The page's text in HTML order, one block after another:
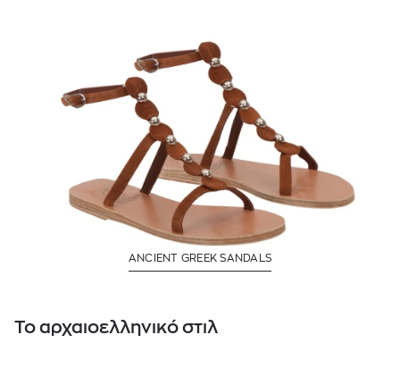
ANCIENT GREEK SANDALS
Το αρχαιοελληνικό στιλ